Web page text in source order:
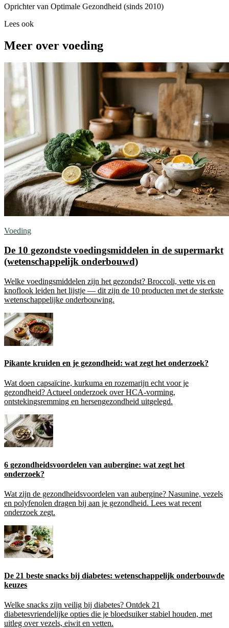
Oprichter van Optimale Gezondheid (sinds 2010)
Lees ook
Meer over voeding
Voeding
De 10 gezondste voedingsmiddelen in de supermarkt
(wetenschappelijk onderbouwd)
Welke voedingsmiddelen zijn het gezondst? Broccoli, vette vis en
knoflook leiden het lijstje — dit zijn de 10 producten met de sterkste
wetenschappelijke onderbouwing.
Pikante kruiden en je gezondheid: wat zegt het onderzoek?
Wat doen capsaïcine, kurkuma en rozemarijn echt voor je
gezondheid? Actueel onderzoek over HCA-vorming,
ontstekingsremming en hersengezondheid uitgelegd.
6 gezondheidsvoordelen van aubergine: wat zegt het
onderzoek?
Wat zijn de gezondheidsvoordelen van aubergine? Nasunine, vezels
en polyfenolen dragen bij aan je gezondheid. Lees wat recent
onderzoek zegt.
De 21 beste snacks bij diabetes: wetenschappelijk onderbouwde
keuzes
Welke snacks zijn veilig bij diabetes? Ontdek 21
diabetesvriendelijke opties die je bloedsuiker stabiel houden, met
uitleg over vezels, eiwit en vetten.